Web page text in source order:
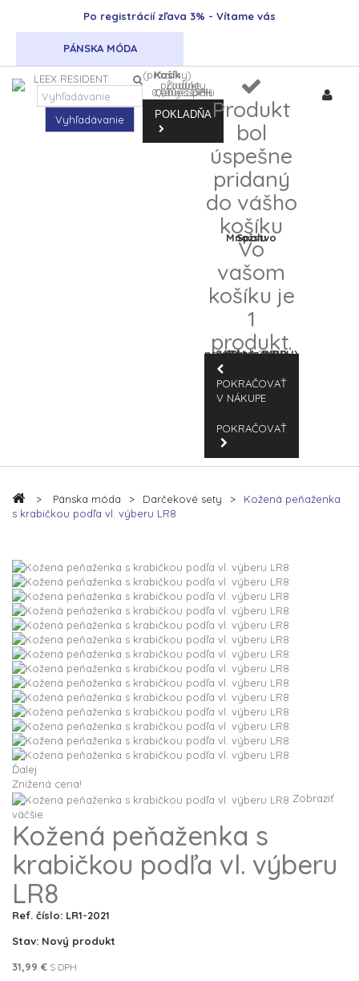
PÁNSKA MÓDA
Po registrácií zľava 3% - Vítame vás
Vyhľadávanie
Košík
(prázdny)
Žiadne produkty
0,00 € DPH
0,00 € Spolu
Ceny s DPH
POKLADŇA Produkt
bol
úspešne
pridaný
do vášho
košíku
Množstvo
Spolu
Vo
vašom
košíku je
1
produkt.
Spolu za produkty: (s DPH)
DPH 0,00 €
Spolu (s DPH)
POKRAČOVAŤ
V NÁKUPE
POKRAČOVAŤ
> Pánska móda > Darčekové sety >
Kožená peňaženka
s krabičkou podľa vl. výberu LR8
Ďalej
Znížená cena!
Zobraziť
väčšie
Kožená peňaženka s
krabičkou podľa vl. výberu
LR8
Ref. číslo: LR1-2021
Stav: Nový produkt
31,99 € S DPH